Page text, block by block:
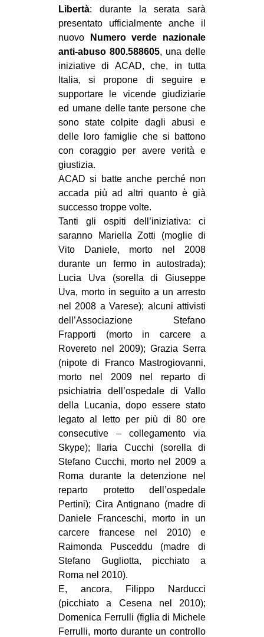
GENERI
MIGRAZIONI
PRECARIATO
REPRESSIONE
STUDENTI
CULTURE
ARTE
CINEMA
MANIFESTI
MUSICA
RECENSIONI
INTERNAZIONALE
AFRICA
AMERICHE
ESTREMO ORIENTE
EUROPA
MEDIO ORIENTE
MONDO
EVENTI
in
Fb
tw
bsky
ms
SEARCH
Libertà: durante la serata sarà
presentato ufficialmente anche il
nuovo
Numero verde nazionale
anti-abuso 800.588605, una delle
iniziative di ACAD, che, in tutta
Italia, si propone di seguire e
supportare le vicende giudiziarie
ed umane delle tante persone che
sono state colpite dagli abusi e
delle loro famiglie che si battono
con coraggio per avere verità e
giustizia.
ACAD si batte anche perché non
accada più ad altri quanto è già
successo troppe volte.
Tanti gli ospiti dell’iniziativa: ci
saranno Mariella Zotti (moglie di
Vito Daniele, morto nel 2008
durante un fermo in autostrada);
Lucia Uva (sorella di Giuseppe
Uva, morto in seguito a un arresto
nel 2008 a Varese); alcuni attivisti
dell’Associazione Stefano
Frapporti (morto in carcere a
Rovereto nel 2009); Grazia Serra
(nipote di Franco Mastrogiovanni,
morto nel 2009 nel reparto di
psichiatria dell’ospedale di Vallo
della Lucania, dopo essere stato
legato al letto per più di 80 ore
consecutive – collegamento via
Skype); Ilaria Cucchi (sorella di
Stefano Cucchi, morto nel 2009 a
Roma durante la detenzione nel
reparto protetto dell’ospedale
Pertini); Cira Antignano (madre di
Daniele Franceschi, morto in un
carcere francese nel 2010) e
Raimonda Pusceddu (madre di
Stefano Gugliotta, picchiato a
Roma nel 2010).
E, ancora, Filippo Narducci
(picchiato a Cesena nel 2010);
Domenica Ferrulli (figlia di Michele
Ferrulli, morto durante un controllo